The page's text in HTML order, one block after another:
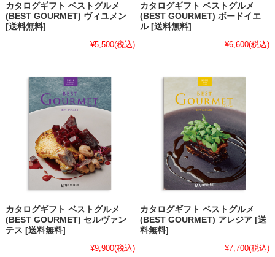
カタログギフト ベストグルメ
(BEST GOURMET) ヴィユメン
[送料無料]
¥5,500(税込)
カタログギフト ベストグルメ
(BEST GOURMET) ボードイエ
ル [送料無料]
¥6,600(税込)
カタログギフト ベストグルメ
(BEST GOURMET) セルヴァン
テス [送料無料]
¥9,900(税込)
カタログギフト ベストグルメ
(BEST GOURMET) アレジア [送
料無料]
¥7,700(税込)